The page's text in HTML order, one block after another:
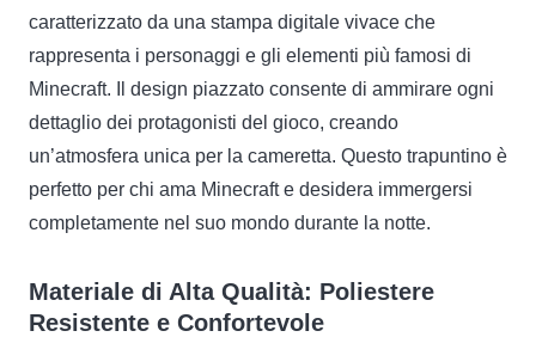
caratterizzato da una stampa digitale vivace che
rappresenta i personaggi e gli elementi più famosi di
Minecraft. Il design piazzato consente di ammirare ogni
dettaglio dei protagonisti del gioco, creando
un’atmosfera unica per la cameretta. Questo trapuntino è
perfetto per chi ama Minecraft e desidera immergersi
completamente nel suo mondo durante la notte.
Materiale di Alta Qualità: Poliestere
Resistente e Confortevole